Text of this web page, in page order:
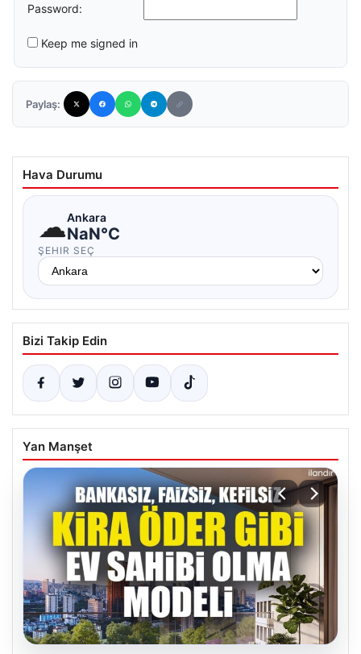
Password:
Keep me signed in
Paylaş:
Hava Durumu
☁Ankara
NaN°C
ŞEHIR SEÇ
Bizi Takip Edin
Yan Manşet